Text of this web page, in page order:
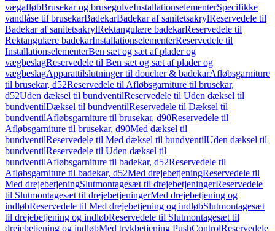
vægafløbBrusekar og brusegulveInstallationselementerSpecifikke
vandlåse til brusekarBadekarBadekar af sanitetsakrylReservedele til
Badekar af sanitetsakrylRektangulære badekarReservedele til
Rektangulære badekarInstallationselementerReservedele til
InstallationselementerBen sæt og sæt af plader og
vægbeslagReservedele til Ben sæt og sæt af plader og
vægbeslagApparattilslutninger til doucher & badekarAfløbsgarniture
til brusekar, d52Reservedele til Afløbsgarniture til brusekar,
d52Uden dæksel til bundventilReservedele til Uden dæksel til
bundventilDæksel til bundventilReservedele til Dæksel til
bundventilAfløbsgarniture til brusekar, d90Reservedele til
Afløbsgarniture til brusekar, d90Med dæksel til
bundventilReservedele til Med dæksel til bundventilUden dæksel til
bundventilReservedele til Uden dæksel til
bundventilAfløbsgarniture til badekar, d52Reservedele til
Afløbsgarniture til badekar, d52Med drejebetjeningReservedele til
Med drejebetjeningSlutmontagesæt til drejebetjeningerReservedele
til Slutmontagesæt til drejebetjeningerMed drejebetjening og
indløbReservedele til Med drejebetjening og indløbSlutmontagesæt
til drejebetjening og indløbReservedele til Slutmontagesæt til
drejebetjening og indløbMed trykbetjening PushControlReservedele